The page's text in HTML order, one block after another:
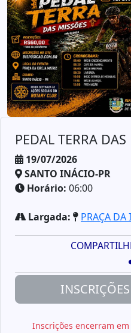
PEDAL TERRA DAS
19/07/2026
SANTO INÁCIO-PR
Horário: 06:00
Largada: PRAÇA DA
Inscrições encerram